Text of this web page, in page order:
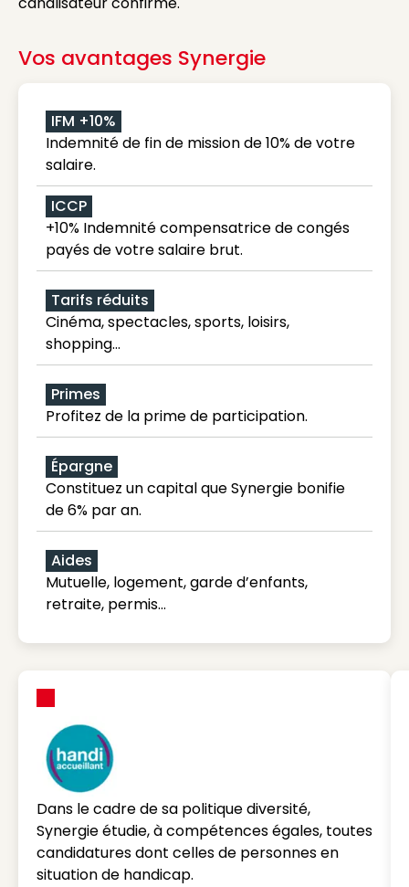
Vos avantages Synergie
IFM +10%
Indemnité de fin de mission de 10% de votre
salaire.
ICCP
+10% Indemnité compensatrice de congés
payés de votre salaire brut.
Tarifs réduits
Cinéma, spectacles, sports, loisirs,
shopping...
Primes
Profitez de la prime de participation.
Épargne
Constituez un capital que Synergie bonifie
de 6% par an.
Aides
Mutuelle, logement, garde d’enfants,
retraite, permis…
Dans le cadre de sa politique diversité,
Synergie étudie, à compétences égales, toutes
candidatures dont celles de personnes en
situation de handicap.